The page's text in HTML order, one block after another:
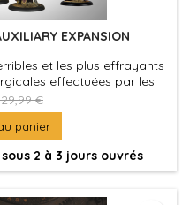
EXPANSION
et les plus effrayants
effectuées par les
de leurs troupes de choc
prédateurs Rhok Harriers.
€
panier
2 à 3 jours ouvrés